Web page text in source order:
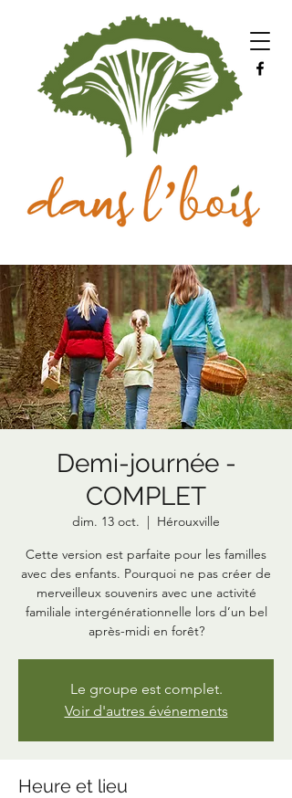
Demi-journée -
COMPLET
dim. 13 oct.
  |
Hérouxville
Cette version est parfaite pour les familles
avec des enfants. Pourquoi ne pas créer de
merveilleux souvenirs avec une activité
familiale intergénérationnelle lors d’un bel
après-midi en forêt?
Le groupe est complet.
Voir d'autres événements
Heure et lieu